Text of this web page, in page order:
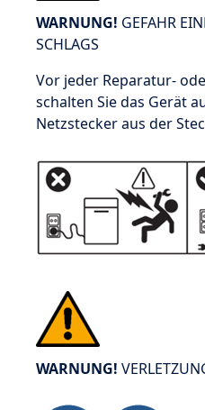
WARNUNG! GEFAHR
SCHLAGS
Vor jeder Reparatur-
schalten Sie das Gerät
Netzstecker aus der
WARNUNG!